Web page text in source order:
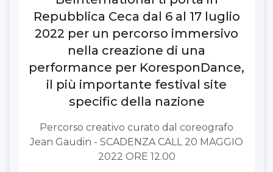
Repubblica Ceca dal 6 al 17 luglio
2022 per un percorso immersivo
nella creazione di una
performance per KoresponDance,
il più importante festival site
specific della nazione
Percorso creativo curato dal coreografo
Jean Gaudin - SCADENZA CALL 20 MAGGIO
2022 ORE 12.00